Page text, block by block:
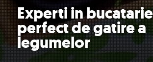
Experti in
perfect de gatire a
legumelor